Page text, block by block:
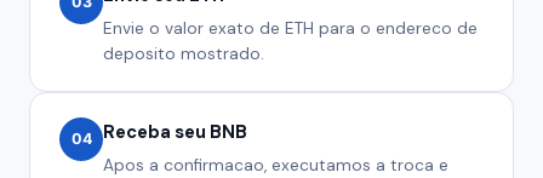
Envie o valor exato de ETH para o endereco de
deposito mostrado.
04 Receba seu BNB
Apos a confirmacao, executamos a troca e